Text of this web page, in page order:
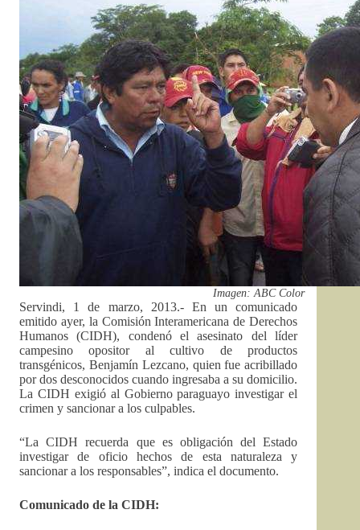
Imagen: ABC Color
Servindi, 1 de marzo, 2013.- En un comunicado
emitido ayer, la Comisión Interamericana de Derechos
Humanos (CIDH), condenó el asesinato del líder
campesino opositor al cultivo de productos
transgénicos, Benjamín Lezcano, quien fue acribillado
por dos desconocidos cuando ingresaba a su domicilio.
La CIDH exigió al Gobierno paraguayo investigar el
crimen y sancionar a los culpables.
“La CIDH recuerda que es obligación del Estado
investigar de oficio hechos de esta naturaleza y
sancionar a los responsables”, indica el documento.
Comunicado de la CIDH: